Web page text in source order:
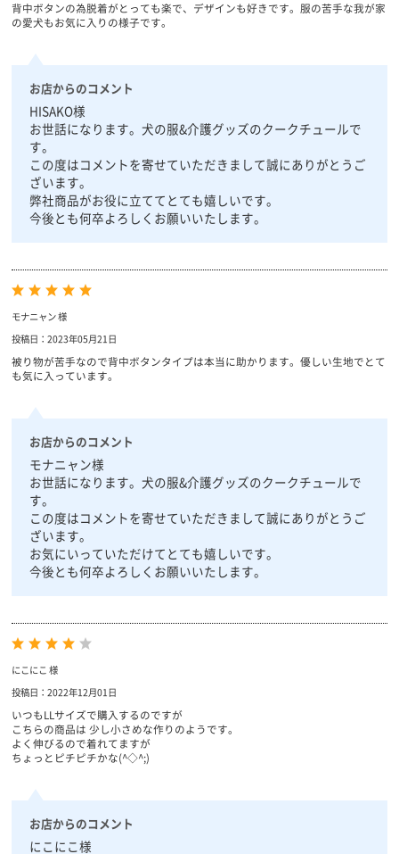
背中ボタンの為脱着がとっても楽で、デザインも好きです。服の苦手な我が家
の愛犬もお気に入りの様子です。
お店からのコメント
HISAKO様
お世話になります。犬の服&介護グッズのクークチュールで
す。
この度はコメントを寄せていただきまして誠にありがとうご
ざいます。
弊社商品がお役に立ててとても嬉しいです。
今後とも何卒よろしくお願いいたします。
モナニャン 様
投稿日：2023年05月21日
被り物が苦手なので背中ボタンタイプは本当に助かります。優しい生地でとて
も気に入っています。
お店からのコメント
モナニャン様
お世話になります。犬の服&介護グッズのクークチュールで
す。
この度はコメントを寄せていただきまして誠にありがとうご
ざいます。
お気にいっていただけてとても嬉しいです。
今後とも何卒よろしくお願いいたします。
にこにこ 様
投稿日：2022年12月01日
いつもLLサイズで購入するのですが
こちらの商品は 少し小さめな作りのようです。
よく伸びるので着れてますが
ちょっとピチピチかな(^◇^;)
お店からのコメント
にこにこ様